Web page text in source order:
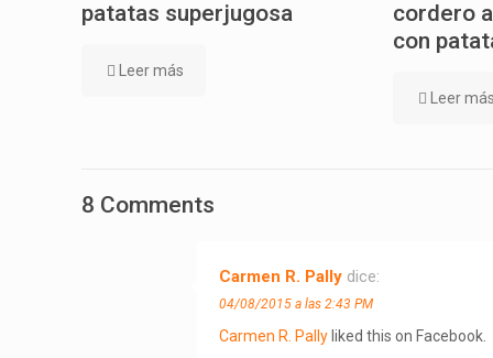
patatas superjugosa
Leer más
cordero
con
Leer más
8 Comments
Carmen R. Pally dice:
04/08/2015 a las 2:43 PM
Carmen R. Pally liked this on Facebook.